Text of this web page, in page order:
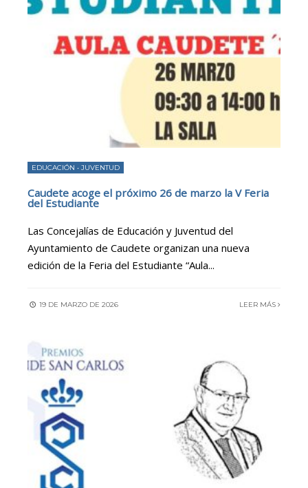
EDUCACIÓN • JUVENTUD
Caudete acoge el próximo 26 de marzo la V Feria
del Estudiante
Las Concejalías de Educación y Juventud del
Ayuntamiento de Caudete organizan una nueva
edición de la Feria del Estudiante “Aula...
19 DE MARZO DE 2026 LEER MÁS